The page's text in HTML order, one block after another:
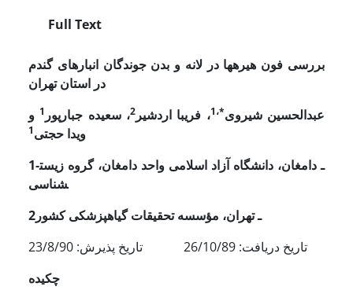
Full Text
بررسی فون هیره­ها در لانه و بدن جوندگان انبارهای گندم
در استان تهران
عبدالحسین شیروی*،1 ، فریبا اردشیر 2، سعیده جبارپور 1 و
ویدا حجتی1
1ـ دامغان، دانشگاه آزاد اسلامی واحد دامغان، گروه زیست­
شناسی
2ـ تهران، مؤسسه تحقیقات گیاهپزشکی کشور
تاریخ دریافت: 26/10/89 تاریخ پذیرش: 23/8/90
چکیده